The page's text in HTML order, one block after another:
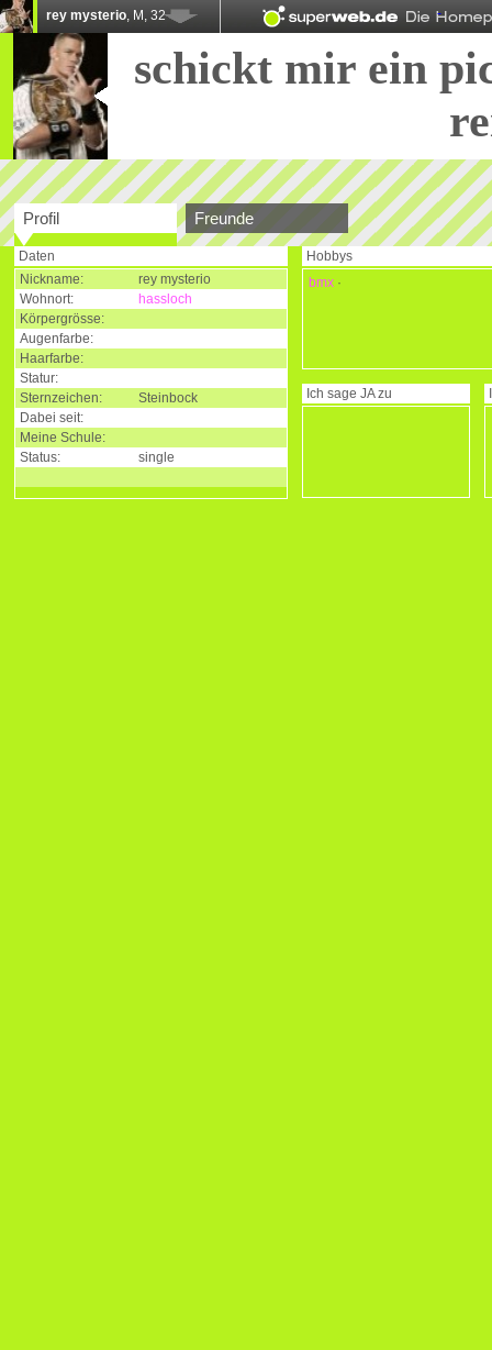
rey mysterio, M, 32
schickt mir ein
Profil Freunde
Daten
Nickname:
rey mysterio
Wohnort:
hassloch
Körpergrösse:
Augenfarbe:
Haarfarbe:
Statur:
Sternzeichen:
Steinbock
Dabei seit:
Meine Schule:
Status:
single
Hobbys
bmx ·
Ich sage JAzu